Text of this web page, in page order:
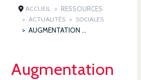
ACCUEIL RESSOURCES
ACTUALITÉS SOCIALES
AUGMENTATION DES COTISATIONS VIEILLESSE
Augmentation